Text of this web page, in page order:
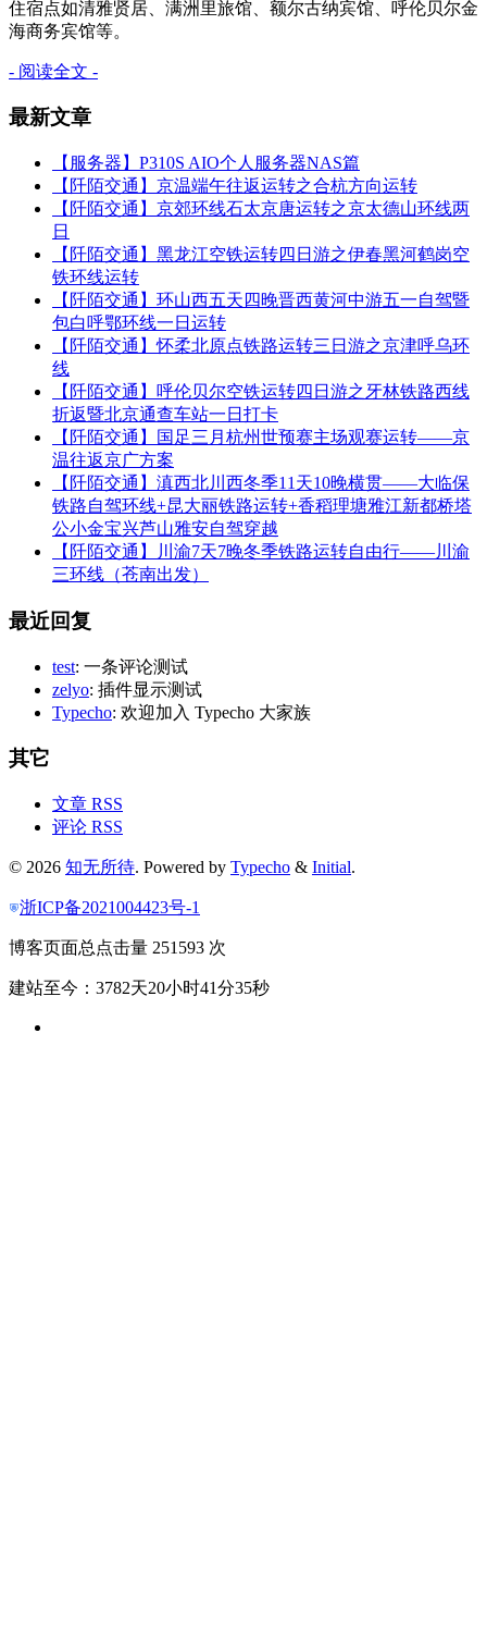
住宿点如清雅贤居、满洲里旅馆、额尔古纳宾馆、呼伦贝尔金
海商务宾馆等。
- 阅读全文 -
最新文章
【服务器】P310S AIO个人服务器NAS篇
【阡陌交通】京温端午往返运转之合杭方向运转
【阡陌交通】京郊环线石太京唐运转之京太德山环线两
日
【阡陌交通】黑龙江空铁运转四日游之伊春黑河鹤岗空
铁环线运转
【阡陌交通】环山西五天四晚晋西黄河中游五一自驾暨
包白呼鄂环线一日运转
【阡陌交通】怀柔北原点铁路运转三日游之京津呼乌环
线
【阡陌交通】呼伦贝尔空铁运转四日游之牙林铁路西线
折返暨北京通查车站一日打卡
【阡陌交通】国足三月杭州世预赛主场观赛运转——京
温往返京广方案
【阡陌交通】滇西北川西冬季11天10晚横贯——大临保
铁路自驾环线+昆大丽铁路运转+香稻理塘雅江新都桥塔
公小金宝兴芦山雅安自驾穿越
【阡陌交通】川渝7天7晚冬季铁路运转自由行——川渝
三环线（苍南出发）
最近回复
test: 一条评论测试
zelyo: 插件显示测试
Typecho: 欢迎加入 Typecho 大家族
其它
文章 RSS
评论 RSS
© 2026 知无所待. Powered by Typecho & Initial.
浙ICP备2021004423号-1
博客页面总点击量 251593 次
建站至今：3782天20小时41分35秒